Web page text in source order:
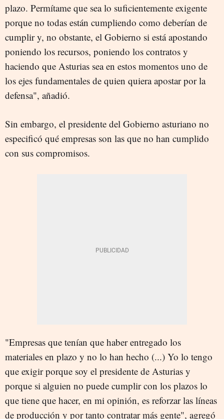
plazo. Permítame que sea lo suficientemente exigente
porque no todas están cumpliendo como deberían de
cumplir y, no obstante, el Gobierno si está apostando
poniendo los recursos, poniendo los contratos y
haciendo que Asturias sea en estos momentos uno de
los ejes fundamentales de quien quiera apostar por la
defensa", añadió.
Sin embargo, el presidente del Gobierno asturiano no
especificó qué empresas son las que no han cumplido
con sus compromisos.
"Empresas que tenían que haber entregado los
materiales en plazo y no lo han hecho (...) Yo lo tengo
que exigir porque soy el presidente de Asturias y
porque si alguien no puede cumplir con los plazos lo
que tiene que hacer, en mi opinión, es reforzar las líneas
de producción y por tanto contratar más gente", agregó